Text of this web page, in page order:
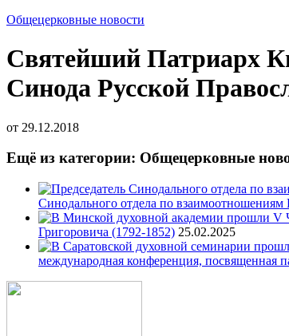
Общецерковные новости
Святейший Патриарх
Синода Русской
от 29.12.2018
Ещё из категории: Общецерковные
Синодального отдела по
Григоровича (1792-1852) 25.02.2025
международная конференция, посвященная